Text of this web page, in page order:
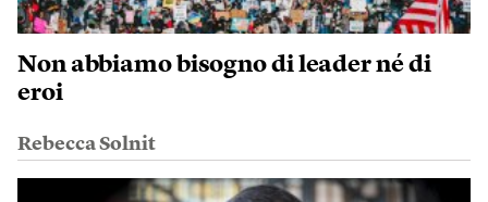
Non abbiamo bisogno di leader né di
eroi
Rebecca Solnit